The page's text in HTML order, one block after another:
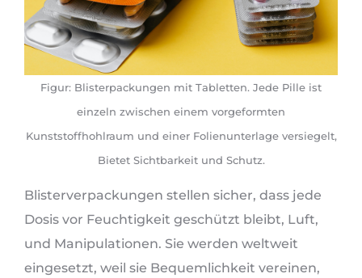
Figur: Blisterpackungen mit Tabletten. Jede Pille ist
einzeln zwischen einem vorgeformten
Kunststoffhohlraum und einer Folienunterlage versiegelt,
Bietet Sichtbarkeit und Schutz.
Blisterverpackungen stellen sicher, dass jede
Dosis vor Feuchtigkeit geschützt bleibt, Luft,
und Manipulationen. Sie werden weltweit
eingesetzt, weil sie Bequemlichkeit vereinen,